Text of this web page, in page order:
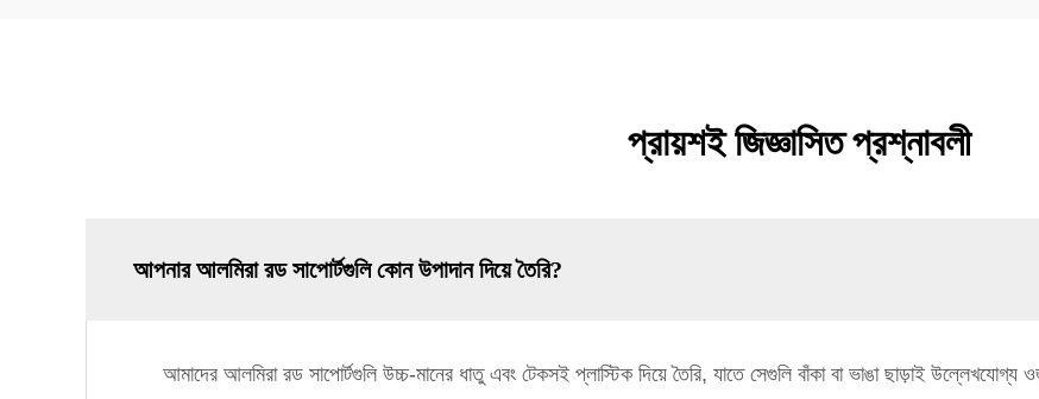
প্রায়শই জিজ্ঞাসিত প্রশ্নাবলী
আপনার আলমিরা রড সাপোর্টগুলি কোন উপাদান দিয়ে তৈরি?
আমাদের আলমিরা রড সাপোর্টগুলি উচ্চ-মানের ধাতু এবং টেকসই প্লাস্টিক দিয়ে তৈরি, যাতে সেগুলি বাঁকা বা ভাঙা ছাড়াই